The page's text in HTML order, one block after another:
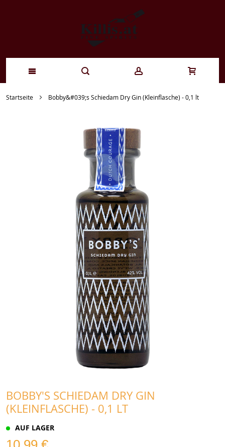
Zum
Startseite Bobby&#039;s Schiedam Dry Gin (Kleinflasche) - 0,1 lt
BOBBY'S SCHIEDAM DRY GIN
(KLEINFLASCHE) - 0,1 LT
AUF LAGER